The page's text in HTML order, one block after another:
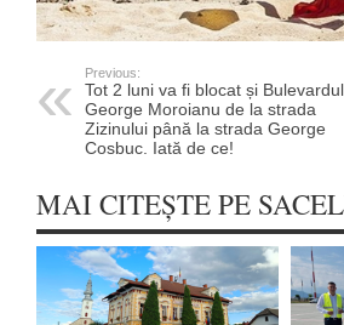
Previous:
Tot 2 luni va fi blocat și Bulevardul
George Moroianu de la strada
Zizinului până la strada George
Cosbuc. Iată de ce!
MAI CITEȘTE PE